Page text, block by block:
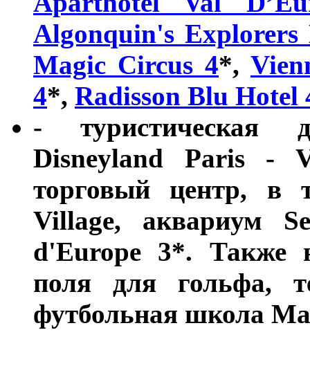
Algonquin's Explorers
Magic Circus 4*,
4*, Radisson Blu Hotel
- туристическая
Disneyland Paris -
торговый центр, в
Village, аквариум
d'Europe 3*. Также
поля для гольфа,
футбольная школа